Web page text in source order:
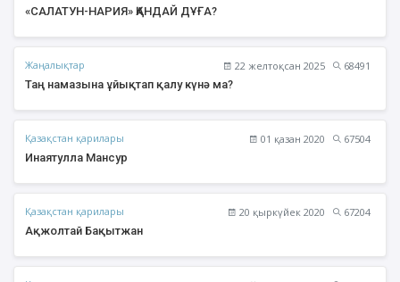
«САЛАТУН-НАРИЯ» ҚАНДАЙ ДҰҒА?
Жаңалықтар 22 желтоқсан 2025
68491
Таң намазына ұйықтап қалу күнә ма?
Қазақстан қарилары 01 қазан 2020
67504
Инаятулла Мансур
Қазақстан қарилары 20 қыркүйек 2020
67204
Ақжолтай Бақытжан